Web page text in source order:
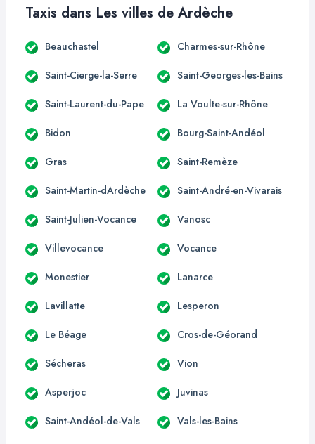
Taxis dans Les villes de Ardèche
Beauchastel Charmes-sur-Rhône
Saint-Cierge-la-Serre Saint-Georges-les-Bains
Saint-Laurent-du-Pape La Voulte-sur-Rhône
Bidon Bourg-Saint-Andéol
Gras Saint-Remèze
Saint-Martin-dArdèche Saint-André-en-Vivarais
Saint-Julien-Vocance Vanosc
Villevocance Vocance
Monestier Lanarce
Lavillatte Lesperon
Le Béage Cros-de-Géorand
Sécheras Vion
Asperjoc Juvinas
Saint-Andéol-de-Vals Vals-les-Bains